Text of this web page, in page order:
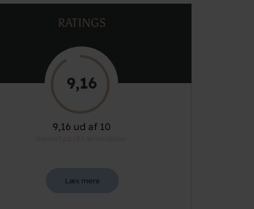
RATINGS
9,16
9,16 ud af 10
Læs mere